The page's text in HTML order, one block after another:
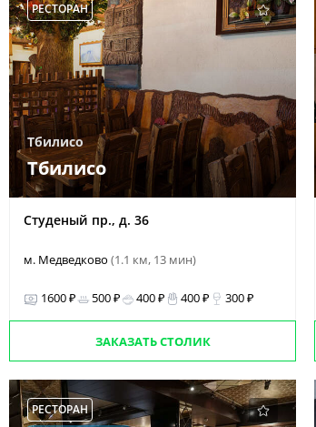
РЕСТОРАН
Тбилисо
Тбилисо
Студеный пр., д. 36
м. Медведково (1.1 км, 13 мин)
1600 ₽ 500 ₽ 400 ₽ 400 ₽ 300 ₽
ЗАКАЗАТЬ СТОЛИК
РЕСТОРАН